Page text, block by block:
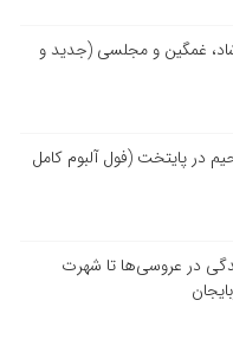
غمگین و مجلسی (جدید و
در پایتخت (فول آلبوم کامل
در عروسی‌ها تا شهرت